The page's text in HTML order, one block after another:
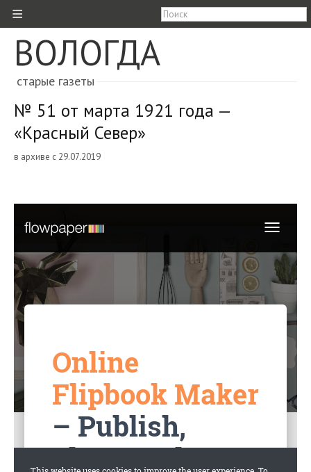
≡
ВОЛОГДА
старые газеты
№ 51 от марта 1921 года —
«Красный Север»
в архиве с 29.07.2019